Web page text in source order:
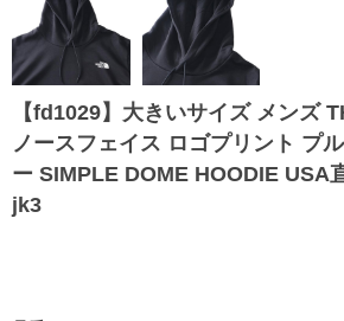
【fd1029】大きいサイズ メンズ
ノースフェイス ロゴプリント プ
ー SIMPLE DOME HOODIE USA
jk3